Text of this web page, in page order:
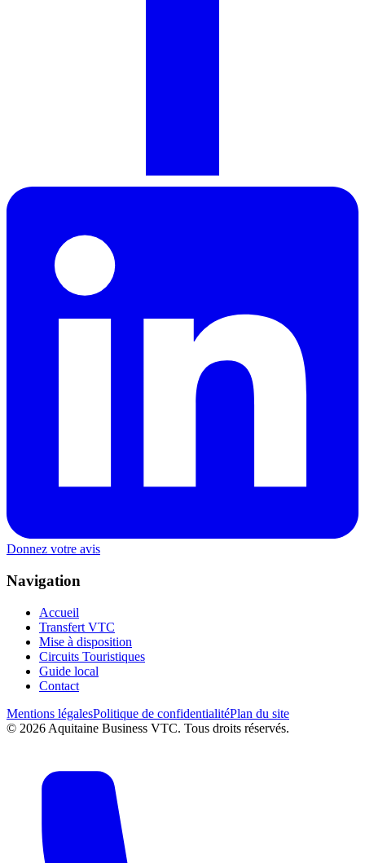
Donnez votre avis
Navigation
Accueil
Transfert VTC
Mise à disposition
Circuits Touristiques
Guide local
Contact
Mentions légalesPolitique de confidentialitéPlan du site
© 2026 Aquitaine Business VTC. Tous droits réservés.